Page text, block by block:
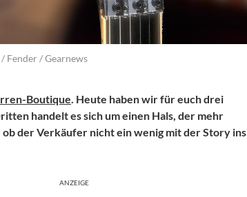
Fender / Gearnews
Boutique. Heute haben wir für euch drei
handelt es sich um einen Hals, der mehr
ob der Verkäufer nicht ein wenig mit der Story ins
ANZEIGE